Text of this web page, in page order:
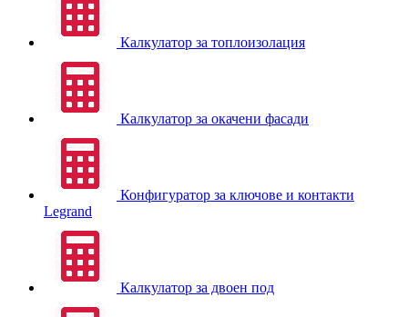
Калкулатор за топлоизолация
Калкулатор за окачени фасади
Конфигуратор за ключове и контакти
Legrand
Калкулатор за двоен под